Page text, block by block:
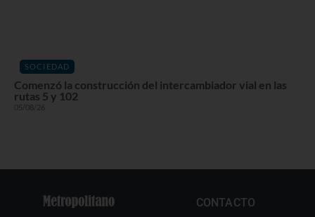
SOCIEDAD
Comenzó la construcción del intercambiador vial en las
rutas 5 y 102
05/08/26
CONTACTO